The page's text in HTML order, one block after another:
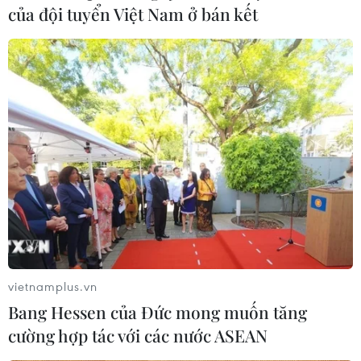
Châu Á vẫn là khu vực có số
ca mắc COVID-19 cao nhất thế giới
16/09/2021 01:51
Sau gần 2 năm xuất hiện và lây lan ở 221 quốc gia và
vùng lãnh thổ, dịch COVID-19 vẫn chưa có dấu hiệu
thuyên giảm. Châu Á hiện là khu vực có số ca mắc cao
nhất, với 73,1 triệu ca.
của đội tuyển Việt Nam ở bán kết
vietnamplus.vn
Bang Hessen của Đức mong muốn tăng
cường hợp tác với các nước ASEAN